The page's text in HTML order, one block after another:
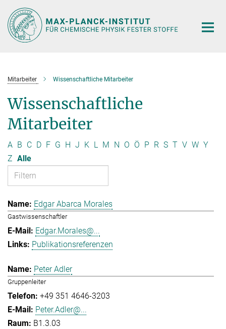
Hauptinhalt
Mitarbeiter Wissenschaftliche Mitarbeiter
Wissenschaftliche
Mitarbeiter
A B C D F G H J K L M N O Ö P R S T V W Y
Z Alle
Edgar Abarca Morales
Gastwissenschaftler
Edgar.Morales@...
Publikationsreferenzen
Peter Adler
Gruppenleiter
+49 351 4646-3203
Peter.Adler@...
B1.3.03